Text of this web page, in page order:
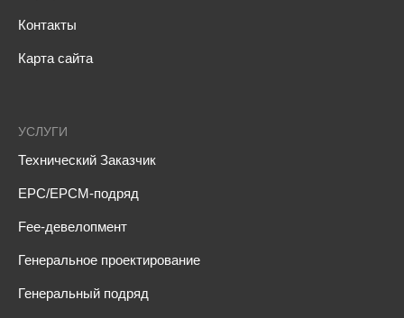
Контакты
Карта сайта
УСЛУГИ
Технический Заказчик
EPC/EPCM-подряд
Fee-девелопмент
Генеральное проектирование
Генеральный подряд